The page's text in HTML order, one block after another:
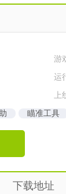
游
运
上
瞄准工具
下载地址